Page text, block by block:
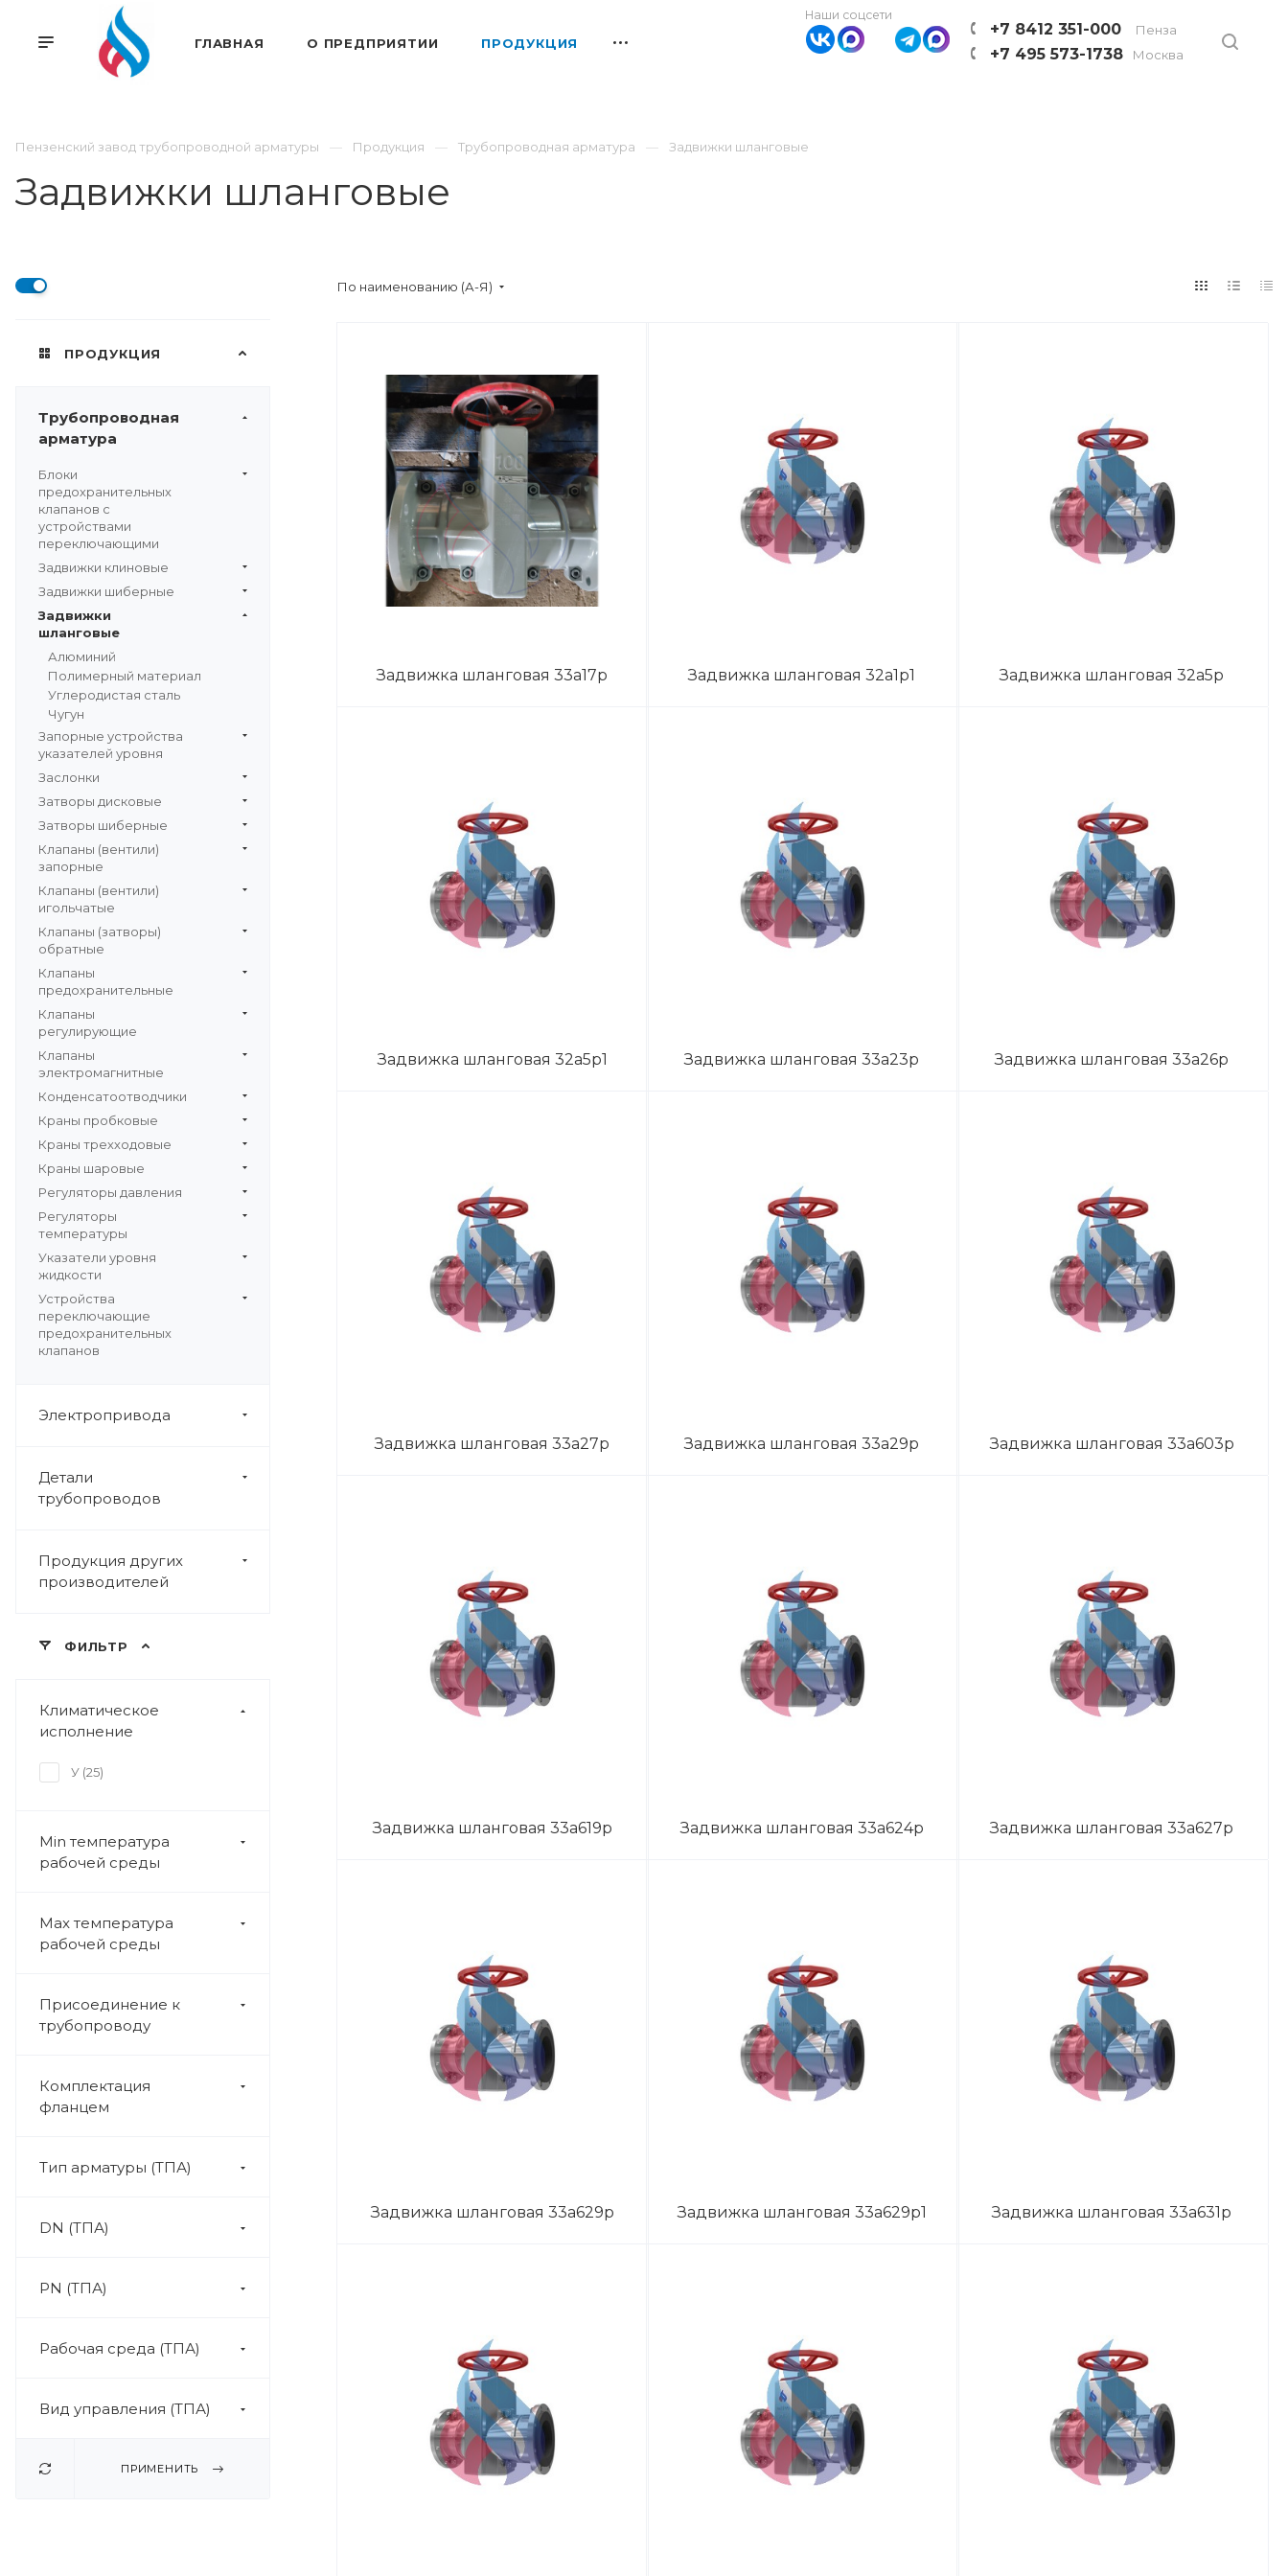
+7 8412 351-000 Пенза
+7 495 573-1738 Москва
Наши соцсети
ГЛАВНАЯ О ПРЕДПРИЯТИИ ПРОДУКЦИЯ
Пензенский завод трубопроводной арматуры Продукция Трубопроводная арматура Задвижки шланговые
Задвижки шланговые
ПРОДУКЦИЯ
Трубопроводная
арматура
Блоки
предохранительных
клапанов с
устройствами
переключающими
Задвижки клиновые
Задвижки шиберные
Задвижки
шланговые
Алюминий
Полимерный материал
Углеродистая сталь
Чугун
Запорные устройства
указателей уровня
Заслонки
Затворы дисковые
Затворы шиберные
Клапаны (вентили)
запорные
Клапаны (вентили)
игольчатые
Клапаны (затворы)
обратные
Клапаны
предохранительные
Клапаны
регулирующие
Клапаны
электромагнитные
Конденсатоотводчики
Краны пробковые
Краны трехходовые
Краны шаровые
Регуляторы давления
Регуляторы
температуры
Указатели уровня
жидкости
Устройства
переключающие
предохранительных
клапанов
Электропривода
Детали
трубопроводов
Продукция других
производителей
ФИЛЬТР
Климатическое
исполнение
У (25)
Min температура
рабочей среды
Max температура
рабочей среды
Присоединение к
трубопроводу
Комплектация
фланцем
Тип арматуры (ТПА)
DN (ТПА)
PN (ТПА)
Рабочая среда (ТПА)
Вид управления (ТПА)
ПРИМЕНИТЬ
По наименованию (А-Я)
Задвижка шланговая 33а17р Задвижка шланговая 32а1р1 Задвижка шланговая 32а5р
Задвижка шланговая 32а5р1 Задвижка шланговая 33а23р Задвижка шланговая 33а26р
Задвижка шланговая 33а27р Задвижка шланговая 33а29р Задвижка шланговая 33а603р
Задвижка шланговая 33а619р Задвижка шланговая 33а624р Задвижка шланговая 33а627р
Задвижка шланговая 33а629р Задвижка шланговая 33а629р1 Задвижка шланговая 33а631р